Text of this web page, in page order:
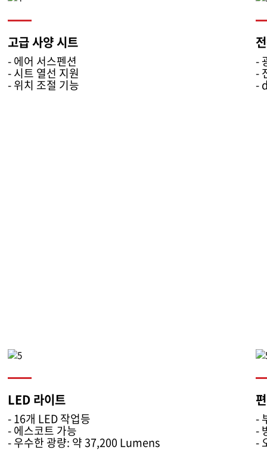
고급 사양 시트
- 에어 서스펜션
- 시트 열선 지원
- 위치 조절 기능
-
-
-
LED 라이트
- 16개 LED 작업등
- 에스코트 가능
- 우수한 광량: 약 37,200 Lumens
-
-
-